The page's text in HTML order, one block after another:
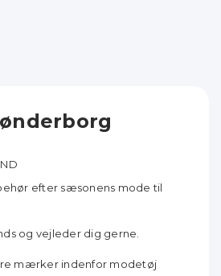
efter sæsonens mode til
og vejleder dig gerne.
mærker indenfor modetøj